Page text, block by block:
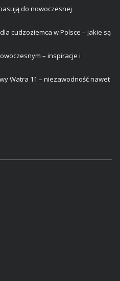
do nowoczesnej
cudzoziemca w Polsce – jakie są
– inspiracje i
Watra 11 – niezawodność nawet